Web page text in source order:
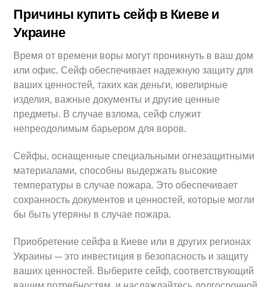
Причины купить сейф в Киеве и
Украине
Время от времени воры могут проникнуть в ваш дом
или офис. Сейф обеспечивает надежную защиту для
ваших ценностей, таких как деньги, ювелирные
изделия, важные документы и другие ценные
предметы. В случае взлома, сейф служит
непреодолимым барьером для воров.
Сейфы, оснащенные специальными огнезащитными
материалами, способны выдержать высокие
температуры в случае пожара. Это обеспечивает
сохранность документов и ценностей, которые могли
бы быть утеряны в случае пожара.
Приобретение сейфа в Киеве или в других регионах
Украины — это инвестиция в безопасность и защиту
ваших ценностей. Выберите сейф, соответствующий